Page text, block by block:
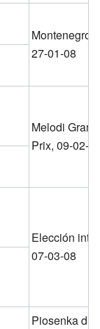
27-01-08
Melodi Grand
Prix, 09-02-
Elección
07-03-08
Piosenka dla